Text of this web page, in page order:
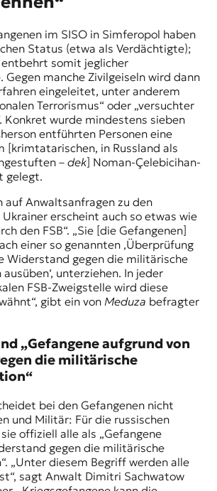
im SISO in Simferopol haben
Status (etwa als Verdächtigte);
somit jeglicher
Gegen manche Zivilgeiseln wird dann
eingeleitet, unter anderem
Terrorismus“ oder „versuchter
Konkret wurde mindestens sieben
entführten Personen eine
[krimtatarischen, in Russland als
– dek] Noman-Çelebicihan-
gelegt.
auf Anwaltsanfragen zu den
erscheint auch so etwas wie
den FSB“. „Sie [die Gefangenen]
einer so genannten ‚Überprüfung
Widerstand gegen die militärische
ausüben‘, unterziehen. In jeder
FSB-Zweigstelle wird diese
gibt ein von Meduza befragter
„Gefangene aufgrund von
die militärische
bei den Gefangenen nicht
und Militär: Für die russischen
offiziell alle als „Gefangene
gegen die militärische
„Unter diesem Begriff werden alle
sagt Anwalt Dimitri Sachwatow